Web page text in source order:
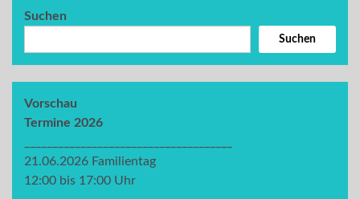
Suchen
Suchen
Vorschau
Termine 2026
21.06.2026 Familientag
12:00 bis 17:00 Uhr